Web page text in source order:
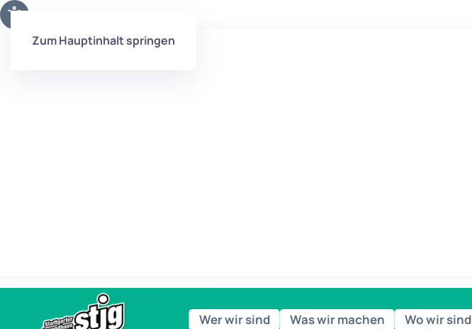
Zum Hauptinhalt springen
Wer wir sind Was wir machen Wo wir sind